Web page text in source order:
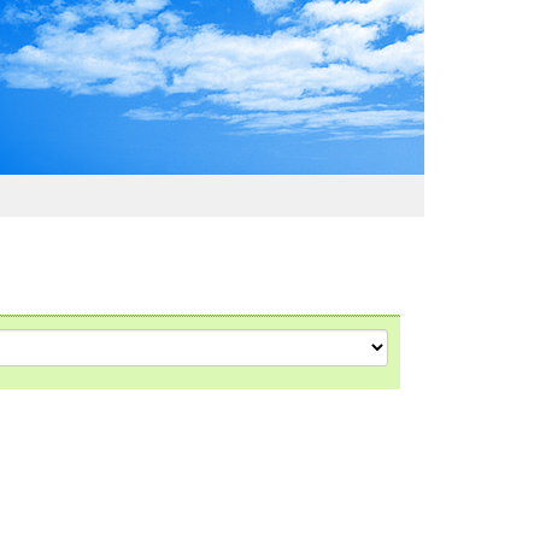
おでかけガイド